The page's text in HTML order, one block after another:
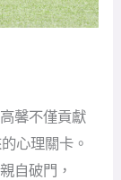
馨不僅貢獻
心理關卡。
自破門，